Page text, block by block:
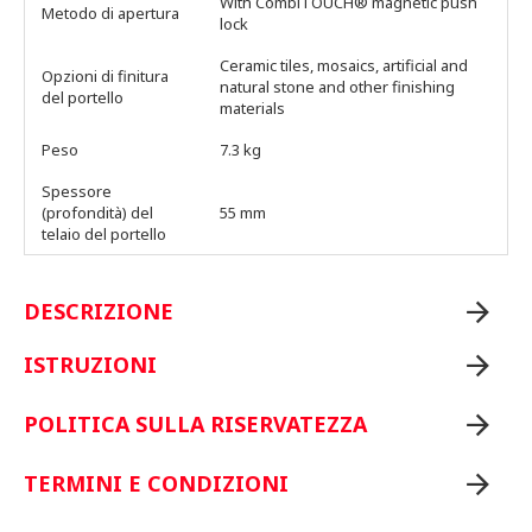
Metodo di apertura
lock
Opzioni di finitura
del portello
Ceramic tiles, mosaics, artificial and
natural stone and other finishing
materials
Peso
7.3 kg
Spessore
(profondità) del
telaio del portello
55 mm
DESCRIZIONE
ISTRUZIONI
POLITICA SULLA RISERVATEZZA
TERMINI E CONDIZIONI